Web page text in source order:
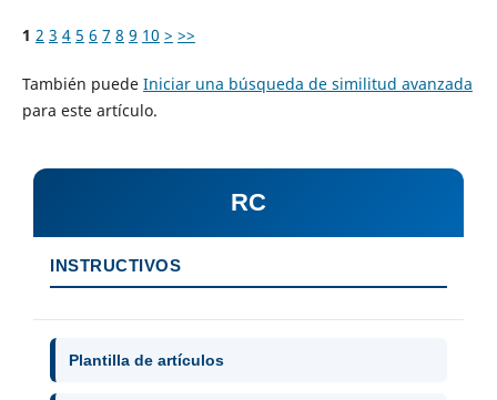
1 2 3 4 5 6 7 8 9 10 > >>
También puede Iniciar una búsqueda de similitud avanzada
para este artículo.
RC
INSTRUCTIVOS
Plantilla de artículos